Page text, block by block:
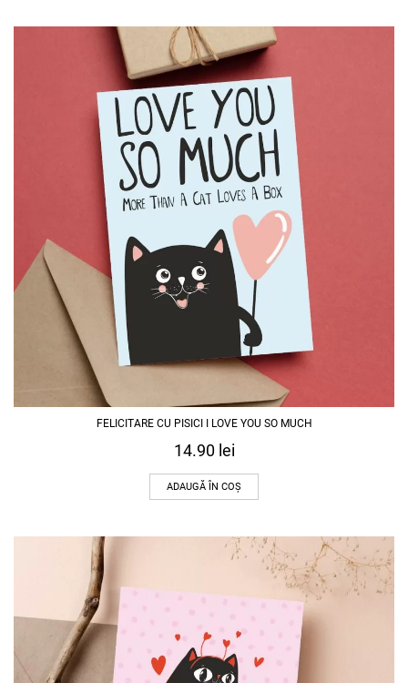
FELICITARE CU PISICI I LOVE YOU SO MUCH
14.90 lei
ADAUGĂ ÎN COȘ